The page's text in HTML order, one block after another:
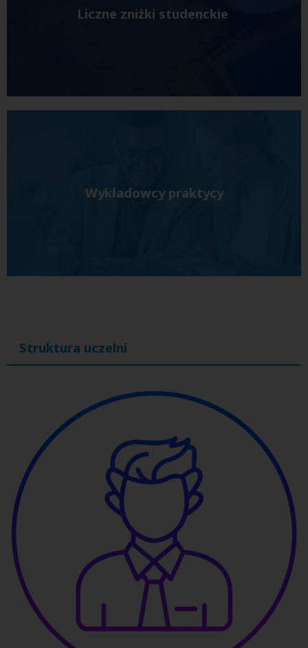
Liczne zniżki studenckie
Wykładowcy praktycy
Struktura uczelni